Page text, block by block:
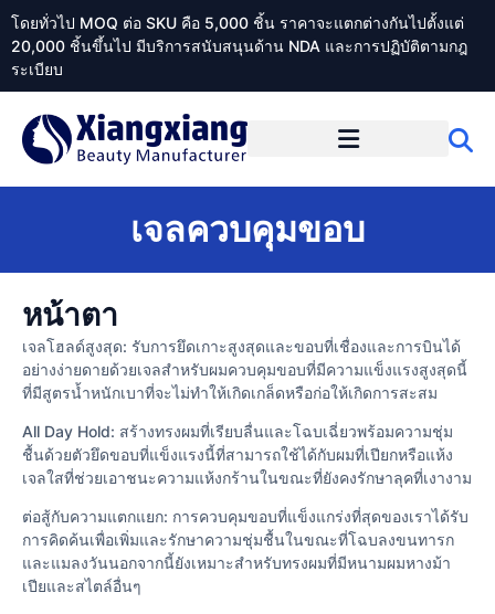
โดยทั่วไป MOQ ต่อ SKU คือ 5,000 ชิ้น ราคาจะแตกต่างกันไปตั้งแต่
20,000 ชิ้นขึ้นไป มีบริการสนับสนุนด้าน NDA และการปฏิบัติตามกฎ
ระเบียบ
เจลควบคุมขอบ
หน้าตา
เจลโฮลด์สูงสุด: รับการยึดเกาะสูงสุดและขอบที่เชื่องและการบินได้
อย่างง่ายดายด้วยเจลสำหรับผมควบคุมขอบที่มีความแข็งแรงสูงสุดนี้
ที่มีสูตรน้ำหนักเบาที่จะไม่ทำให้เกิดเกล็ดหรือก่อให้เกิดการสะสม
All Day Hold: สร้างทรงผมที่เรียบลื่นและโฉบเฉี่ยวพร้อมความชุ่ม
ชื้นด้วยตัวยึดขอบที่แข็งแรงนี้ที่สามารถใช้ได้กับผมที่เปียกหรือแห้ง
เจลใสที่ช่วยเอาชนะความแห้งกร้านในขณะที่ยังคงรักษาลุคที่เงางาม
ต่อสู้กับความแตกแยก: การควบคุมขอบที่แข็งแกร่งที่สุดของเราได้รับ
การคิดค้นเพื่อเพิ่มและรักษาความชุ่มชื้นในขณะที่โฉบลงขนทารก
และแมลงวันนอกจากนี้ยังเหมาะสำหรับทรงผมที่มีหนามผมหางม้า
เปียและสไตล์อื่นๆ